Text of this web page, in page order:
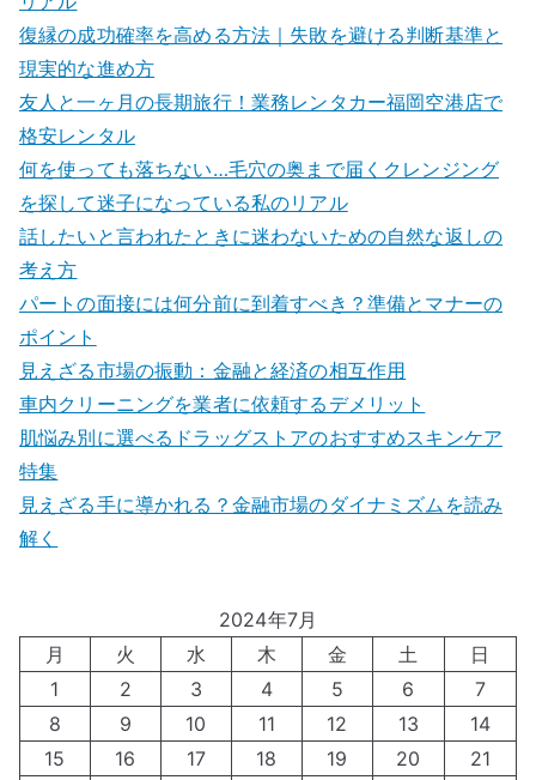
復縁の成功確率を高める方法｜失敗を避ける判断基準と
現実的な進め方
友人と一ヶ月の長期旅行！業務レンタカー福岡空港店で
格安レンタル
何を使っても落ちない…毛穴の奥まで届くクレンジング
を探して迷子になっている私のリアル
話したいと言われたときに迷わないための自然な返しの
考え方
パートの面接には何分前に到着すべき？準備とマナーの
ポイント
見えざる市場の振動：金融と経済の相互作用
車内クリーニングを業者に依頼するデメリット
肌悩み別に選べるドラッグストアのおすすめスキンケア
特集
見えざる手に導かれる？金融市場のダイナミズムを読み
解く
2024年7月
月
火 水 木 金 土
日
1
2 3 4 5 6
7
8
9 10 11 12 13
14
15
16 17 18 19 20 21